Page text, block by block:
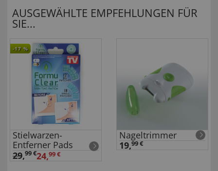
AUSGEWÄHLTE EMPFEHLUNGEN FÜR
SIE...
-17 %
Stielwarzen-
Entferner Pads
29,99 €24,99 €
Nageltrimmer
19,99 €